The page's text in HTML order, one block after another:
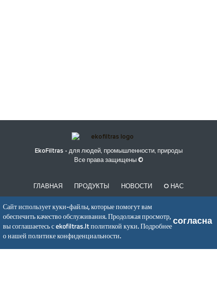
EkoFiltras - для людей, промышленности, природы
Все права защищены ©
ГЛАВНАЯ ПРОДУКТЫ НОВОСТИ O НАС
UAB EkoFiltras
Neries kr. 16 B, LT48402 Kaunas
Сайт использует куки-файлы, которые помогут вам
обеспечить качество обслуживания. Продолжая просмотр,
вы соглашаетесь с ekofiltras.lt политикой куки.Подробнее
о нашей политике конфиденциальности.
согласна